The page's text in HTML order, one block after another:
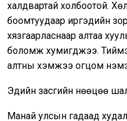
халдвартай холбоотой.
боомтуудаар иргэдийн
хязгаарласнаар алтаа
боломж хумигджээ.
алтны хэмжээ огцом
Эдийн засгийн нөөцөө
Манай улсын гадаад